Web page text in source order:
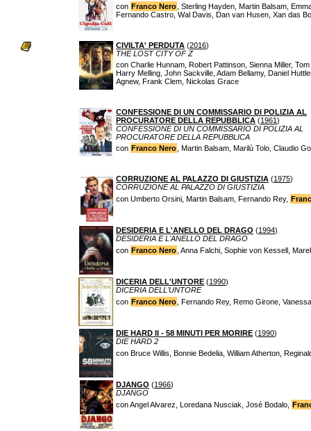
con Franco Nero , Sterling Hayden, Martin Balsam,
Fernando Castro, Wal Davis, Dan van Husen, Xan das
CIVILTA' PERDUTA (2016)
THE LOST CITY OF Z
con Charlie Hunnam, Robert Pattinson, Sienna Miller,
Harry Melling, John Sackville, Adam Bellamy, Daniel
Agnew, Frank Clem, Nickolas Grace
CONFESSIONE DI UN COMMISSARIO DI POLIZIA AL
PROCURATORE DELLA REPUBBLICA (1961)
CONFESSIONE DI UN COMMISSARIO DI POLIZIA AL
PROCURATORE DELLA REPUBBLICA
con Franco Nero , Martin Balsam, Marilù Tolo, Claudio
CORRUZIONE AL PALAZZO DI GIUSTIZIA (1975)
CORRUZIONE AL PALAZZO DI GIUSTIZIA
con Umberto Orsini, Martin Balsam, Fernando Rey,
DESIDERIA E L'ANELLO DEL DRAGO (1994)
DESIDERIA E L'ANELLO DEL DRAGO
con Franco Nero , Anna Falchi, Sophie von Kessell,
DICERIA DELL'UNTORE (1990)
DICERIA DELL'UNTORE
con Franco Nero , Fernando Rey, Remo Girone,
DIE HARD II - 58 MINUTI PER MORIRE (1990)
DIE HARD 2
con Bruce Willis, Bonnie Bedelia, William Atherton,
DJANGO (1966)
DJANGO
con Angel Alvarez, Loredana Nusciak, José Bodalo,